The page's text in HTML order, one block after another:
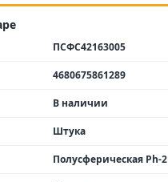
ПСФС42163005
4680675861289
В наличии
Штука
Полусферическая Ph-2